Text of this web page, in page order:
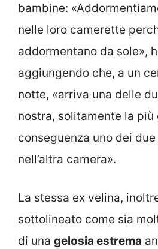
bambine:
nelle loro camerette
addormentano da sole»,
aggiungendo che, a un
notte, «arriva una delle
nostra, solitamente la più
conseguenza uno dei
nell’altra camera».
La stessa ex velina,
sottolineato come sia
di una gelosia estrema